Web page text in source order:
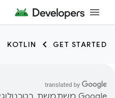
GET STARTED
KOTLIN